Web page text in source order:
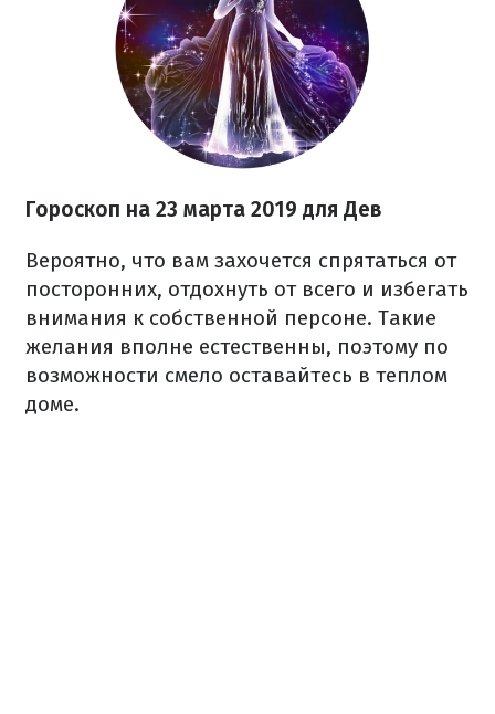
Гороскоп на 23 марта 2019 для Дев
Вероятно, что вам захочется спрятаться от
посторонних, отдохнуть от всего и избегать
внимания к собственной персоне. Такие
желания вполне естественны, поэтому по
возможности смело оставайтесь в теплом
доме.